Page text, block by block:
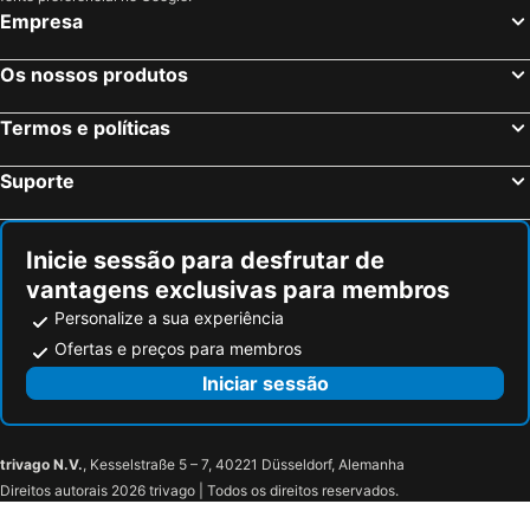
Beauraing, bed and breakfasts
Anthisnes, bed and breakfasts
Nadrin, bed and breakfasts
Lierneux, bed and breakfasts
Olne, bed and breakfasts
Empresa
Os nossos produtos
Termos e políticas
Suporte
Inicie sessão para desfrutar de
vantagens exclusivas para membros
Personalize a sua experiência
Ofertas e preços para membros
Iniciar sessão
trivago N.V., Kesselstraße 5 – 7, 40221 Düsseldorf, Alemanha
Direitos autorais 2026 trivago | Todos os direitos reservados.